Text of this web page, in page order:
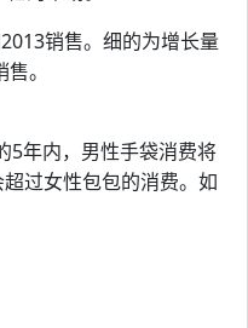
销售。细的为增长量
。
年内，男性手袋消费将
过女性包包的消费。如